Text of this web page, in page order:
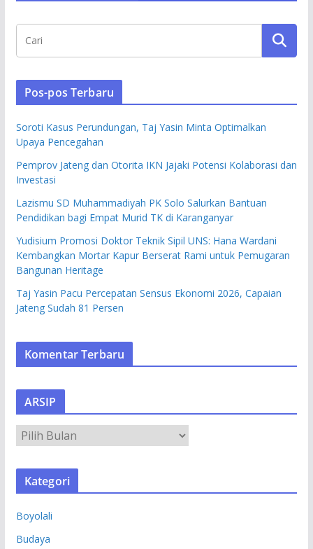
Pos-pos Terbaru
Soroti Kasus Perundungan, Taj Yasin Minta Optimalkan
Upaya Pencegahan
Pemprov Jateng dan Otorita IKN Jajaki Potensi Kolaborasi dan
Investasi
Lazismu SD Muhammadiyah PK Solo Salurkan Bantuan
Pendidikan bagi Empat Murid TK di Karanganyar
Yudisium Promosi Doktor Teknik Sipil UNS: Hana Wardani
Kembangkan Mortar Kapur Berserat Rami untuk Pemugaran
Bangunan Heritage
Taj Yasin Pacu Percepatan Sensus Ekonomi 2026, Capaian
Jateng Sudah 81 Persen
Komentar Terbaru
ARSIP
R
S
Kategori
Boyolali
Budaya